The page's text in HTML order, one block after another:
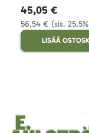
(sis.
56,54 €
45,05 €
LISÄÄ